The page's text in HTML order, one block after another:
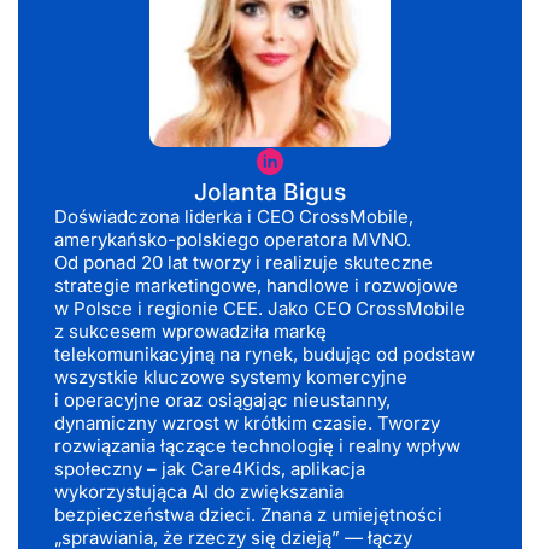
Jolanta
Bigus
Jolanta Bigus
Doświadczona liderka i CEO CrossMobile,
amerykańsko-polskiego operatora MVNO.
Od ponad 20 lat tworzy i realizuje skuteczne
strategie marketingowe, handlowe i rozwojowe
w Polsce i regionie CEE. Jako CEO CrossMobile
z sukcesem wprowadziła markę
telekomunikacyjną na rynek, budując od podstaw
wszystkie kluczowe systemy komercyjne
i operacyjne oraz osiągając nieustanny,
dynamiczny wzrost w krótkim czasie. Tworzy
rozwiązania łączące technologię i realny wpływ
społeczny – jak Care4Kids, aplikacja
wykorzystująca AI do zwiększania
bezpieczeństwa dzieci. Znana z umiejętności
„sprawiania, że rzeczy się dzieją” — łączy